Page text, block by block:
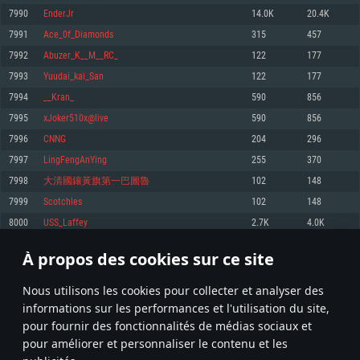
À propos des cookies sur ce site
Nous utilisons les cookies pour collecter et analyser des
informations sur les performances et l'utilisation du site,
pour fournir des fonctionnalités de médias sociaux et
pour améliorer et personnaliser le contenu et les
Mémoire: 4 GB
Carte graphique supportant DirectX 11: AMD Radeon 77XX / NVIDIA
GeForce GTX 660. La résolution minimale supportée par le jeu est de 720p
Connection: Connexion Internet à haut débit
Disque dur: 23.1 Go (client minimal)
Recommandée
1060 et plus, Radeon RX 570 et plus.
Disque dur: 75.9 Go (client complet)
pas supportés)
Mémoire: 6 GB
Carte graphique: Intel Iris Pro 5200 (Mac), ou analogue AMD/Nvidia. La
résolution minimale supportée par le jeu est de 720p.
Connection: Connexion Internet à haut débit
Disque dur: 62,2 Go (client minimal)
Recommandée
OS: Mac OS Big Sur 11.0 ou plus récent
Processeur: Core i7 (Les processeurs Intel Xeon ne sont pas supportés)
Mémoire: 8 GB
Carte graphique: Radeon Vega II ou plus avec support de Metal
Disque dur: 62,2 Go (client complet)
Mémoire: 4 GB
Carte graphique: NVIDIA 660 avec les derniers drivers (moins de 6 mois) /
de même pour AMD (La résolution minimale supportée par le jeu est de
720p)
Connection: Connexion Internet à haut débit
Disque dur: 62,2 Go (client minimal)
Recommandée
OS: Ubuntu 20.04 64bit
Processeur: Intel Core i7
Mémoire: 8 GB
Carte graphique: NVIDIA 1060 avec les derniers drivers (moins de 6 mois) /
6 mois et supportant Vulkan
Connection: Connexion Internet à haut débit
Disque dur: 60,2 Go (client complet)
7990 EnderJr 14.0K 20.4K
7991 Ace_0f_Diamonds 315 457
7992 Abuzer_K__M__RC_ 122 177
7993 Yuudai_kai_San 122 177
7994 __Kran_ 590 856
7995 xJoker510x@live 590 856
7996 CNNG 204 296
7997 LingFengAnYing 255 370
7998 大清國鑲黃旗第一巴圖魯 102 148
7999 Scotchles 102 148
8000 USS_Laffey 2.7K 4.0K
* Classement mis à jour quotidiennement
399 400 401 500